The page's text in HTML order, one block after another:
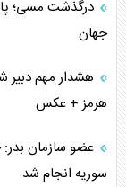
جهان
هشدار مهم دبیر
هرمز + عکس
عضو سازمان بدر:
سوریه انجام شد